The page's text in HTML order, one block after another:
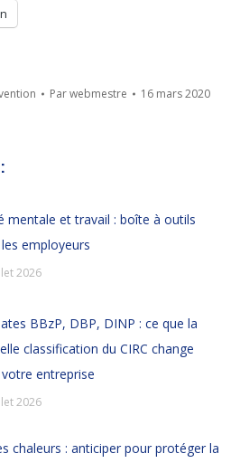
Parwebmestre 16 mars 2020
mentale et travail : boîte à outils
employeurs
2026
BBzP, DBP, DINP : ce que la
classification du CIRC change
entreprise
2026
chaleurs : anticiper pour protéger la